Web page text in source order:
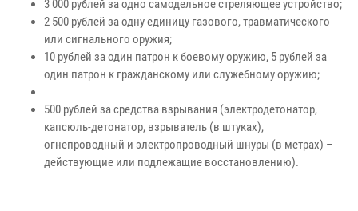
3 000 рублей за одно самодельное стреляющее устройство;
2 500 рублей за одну единицу газового, травматического
или сигнального оружия;
10 рублей за один патрон к боевому оружию, 5 рублей за
один патрон к гражданскому или служебному оружию;
500 рублей за средства взрывания (электродетонатор,
капсюль-детонатор, взрыватель (в штуках),
огнепроводный и электропроводный шнуры (в метрах) –
действующие или подлежащие восстановлению).